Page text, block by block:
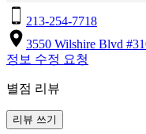
213-254-7718
3550 Wilshire Blvd
정보 수정 요청
별점 리뷰
리뷰 쓰기